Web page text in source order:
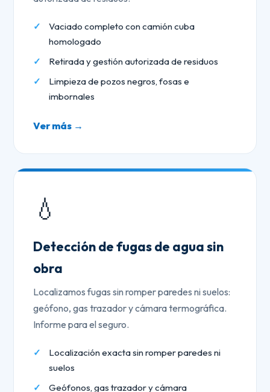
Vaciado completo con camión cuba
homologado
Retirada y gestión autorizada de residuos
Limpieza de pozos negros, fosas e
imbornales
Ver más →
💧
Detección de fugas de agua sin
obra
Localizamos fugas sin romper paredes ni suelos:
geófono, gas trazador y cámara termográfica.
Informe para el seguro.
Localización exacta sin romper paredes ni
suelos
Geófonos, gas trazador y cámara